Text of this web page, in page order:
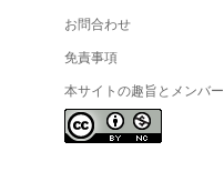
お問合わせ
免責事項
本サイトの趣旨とメンバー